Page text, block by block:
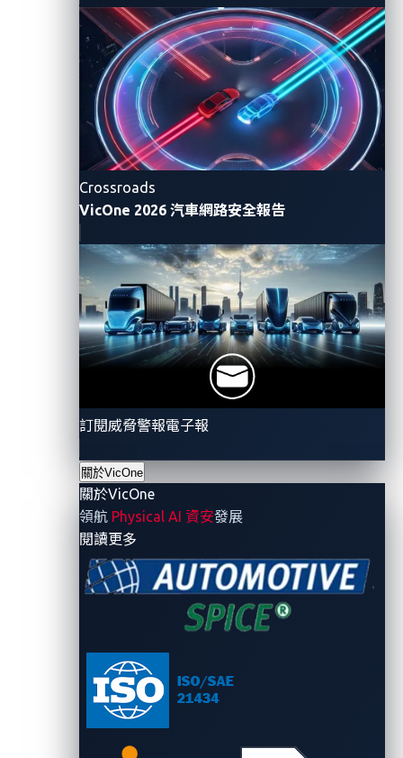
Crossroads
VicOne 2026 汽車網路安全報告
訂閱威脅警報電子報
關於VicOne
關於VicOne
領航 Physical AI 資安發展
閱讀更多
strict access controls and network segmentation.
Improved data protection.Zero trust
architecture ensures that data is encrypted,
access is strictly controlled, and only trusted
components can interact with sensitive
information.
Increased resiliency.
cybersecurity attacks or component failures by
failover mechanisms.
Compliance with industry standards.
Implementing zero trust principles ensures
compliance with automotive cybersecurity
standards such asISO/SAE 21434andUN R155.
Strengthened trust and collaboration.
Manufacturers, suppliers, and service providers
can confidently share sensitive information,
knowing that robust cybersecurity measures are
in place to protect their assets.
By adopting zero trust principles, automotive industry
stakeholders can not only stay ahead of evolving
cyberthreats but also establish a robust security
foundation that mitigates cyber risks and ensures the
protection of critical assets.
Learn more about zero trust architecture and how it
applies to automotive cybersecurity in the white paper
“Defending Your Business From Cyberattacks